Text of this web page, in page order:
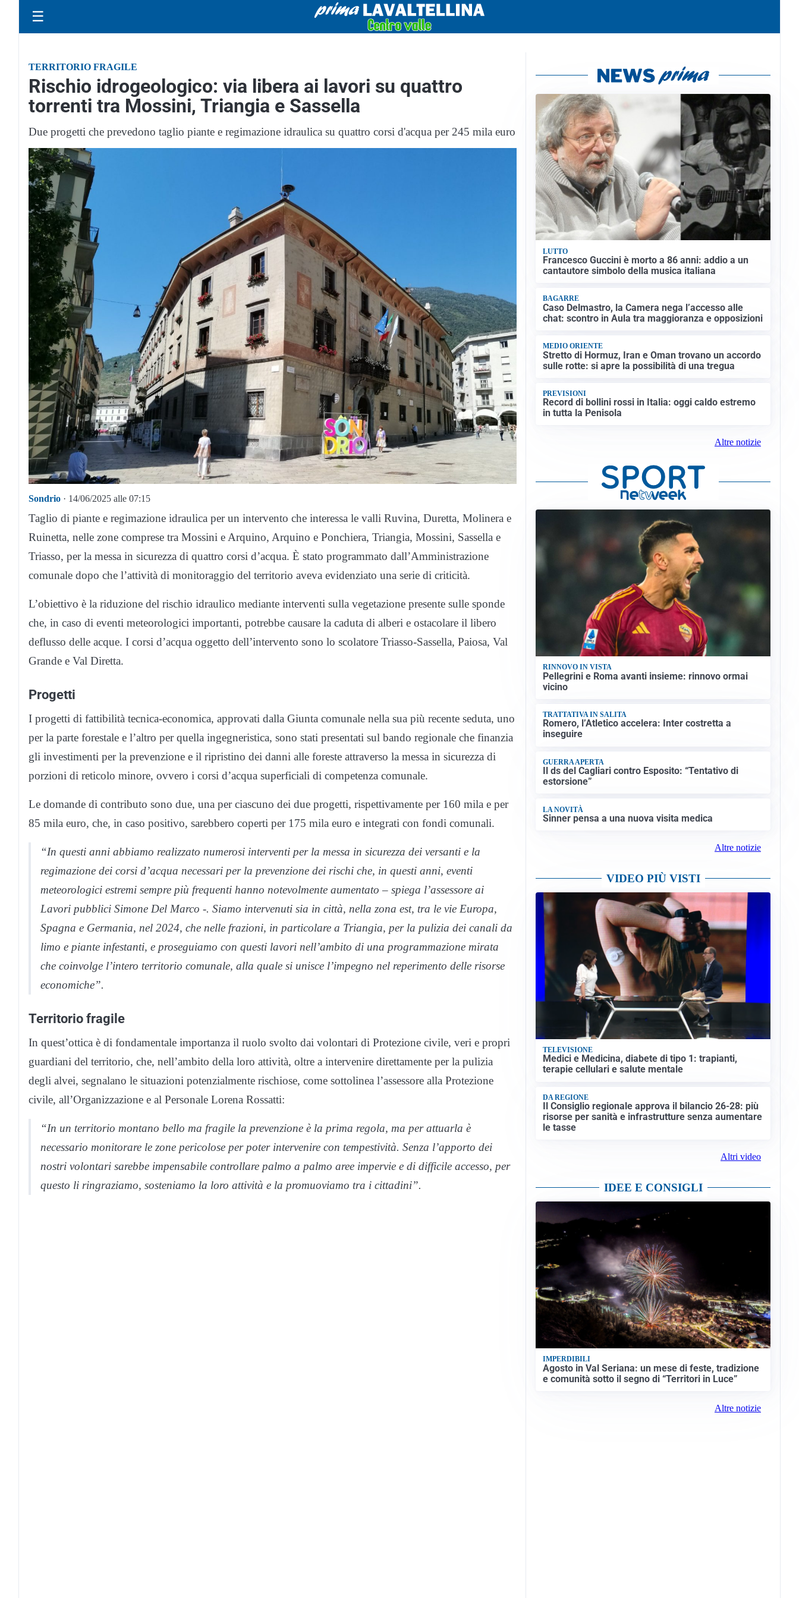
☰
TERRITORIO FRAGILE
Rischio idrogeologico: via libera ai lavori su quattro
torrenti tra Mossini, Triangia e Sassella
Due progetti che prevedono taglio piante e regimazione idraulica su quattro corsi d'acqua per 245 mila euro
Sondrio · 14/06/2025 alle 07:15
Taglio di piante e regimazione idraulica per un intervento che interessa le valli Ruvina, Duretta, Molinera e
Ruinetta, nelle zone comprese tra Mossini e Arquino, Arquino e Ponchiera, Triangia, Mossini, Sassella e
Triasso, per la messa in sicurezza di quattro corsi d’acqua. È stato programmato dall’Amministrazione
comunale dopo che l’attività di monitoraggio del territorio aveva evidenziato una serie di criticità.
L’obiettivo è la riduzione del rischio idraulico mediante interventi sulla vegetazione presente sulle sponde
che, in caso di eventi meteorologici importanti, potrebbe causare la caduta di alberi e ostacolare il libero
deflusso delle acque. I corsi d’acqua oggetto dell’intervento sono lo scolatore Triasso-Sassella, Paiosa, Val
Grande e Val Diretta.
Progetti
I progetti di fattibilità tecnica-economica, approvati dalla Giunta comunale nella sua più recente seduta, uno
per la parte forestale e l’altro per quella ingegneristica, sono stati presentati sul bando regionale che finanzia
gli investimenti per la prevenzione e il ripristino dei danni alle foreste attraverso la messa in sicurezza di
porzioni di reticolo minore, ovvero i corsi d’acqua superficiali di competenza comunale.
Le domande di contributo sono due, una per ciascuno dei due progetti, rispettivamente per 160 mila e per
85 mila euro, che, in caso positivo, sarebbero coperti per 175 mila euro e integrati con fondi comunali.
“In questi anni abbiamo realizzato numerosi interventi per la messa in sicurezza dei versanti e la
regimazione dei corsi d’acqua necessari per la prevenzione dei rischi che, in questi anni, eventi
meteorologici estremi sempre più frequenti hanno notevolmente aumentato – spiega l’assessore ai
Lavori pubblici Simone Del Marco -. Siamo intervenuti sia in città, nella zona est, tra le vie Europa,
Spagna e Germania, nel 2024, che nelle frazioni, in particolare a Triangia, per la pulizia dei canali da
limo e piante infestanti, e proseguiamo con questi lavori nell’ambito di una programmazione mirata
che coinvolge l’intero territorio comunale, alla quale si unisce l’impegno nel reperimento delle risorse
economiche”.
Territorio fragile
In quest’ottica è di fondamentale importanza il ruolo svolto dai volontari di Protezione civile, veri e propri
guardiani del territorio, che, nell’ambito della loro attività, oltre a intervenire direttamente per la pulizia
degli alvei, segnalano le situazioni potenzialmente rischiose, come sottolinea l’assessore alla Protezione
civile, all’Organizzazione e al Personale Lorena Rossatti:
“In un territorio montano bello ma fragile la prevenzione è la prima regola, ma per attuarla è
necessario monitorare le zone pericolose per poter intervenire con tempestività. Senza l’apporto dei
nostri volontari sarebbe impensabile controllare palmo a palmo aree impervie e di difficile accesso, per
questo li ringraziamo, sosteniamo la loro attività e la promuoviamo tra i cittadini”.
LUTTO
Francesco Guccini è morto a 86 anni: addio a un
cantautore simbolo della musica italiana
BAGARRE
Caso Delmastro, la Camera nega l’accesso alle
chat: scontro in Aula tra maggioranza e opposizioni
MEDIO ORIENTE
Stretto di Hormuz, Iran e Oman trovano un accordo
sulle rotte: si apre la possibilità di una tregua
PREVISIONI
Record di bollini rossi in Italia: oggi caldo estremo
in tutta la Penisola
Altre notizie
RINNOVO IN VISTA
Pellegrini e Roma avanti insieme: rinnovo ormai
vicino
TRATTATIVA IN SALITA
Romero, l’Atletico accelera: Inter costretta a
inseguire
GUERRA APERTA
Il ds del Cagliari contro Esposito: “Tentativo di
estorsione”
LA NOVITÀ
Sinner pensa a una nuova visita medica
Altre notizie
VIDEO PIÙ VISTI
TELEVISIONE
Medici e Medicina, diabete di tipo 1: trapianti,
terapie cellulari e salute mentale
DA REGIONE
Il Consiglio regionale approva il bilancio 26-28: più
risorse per sanità e infrastrutture senza aumentare
le tasse
Altri video
IDEE E CONSIGLI
IMPERDIBILI
Agosto in Val Seriana: un mese di feste, tradizione
e comunità sotto il segno di “Territori in Luce”
Altre notizie